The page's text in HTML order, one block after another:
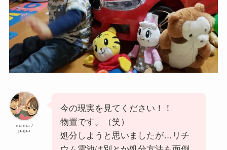
mama /
papa
今の現実を見てください！！
物置です。（笑）
処分しようと思いましたが…リチ